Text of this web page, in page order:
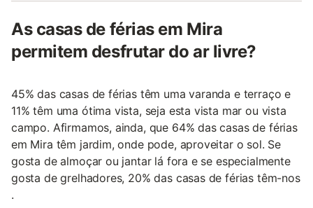
As casas de férias em Mira
permitem desfrutar do ar livre?
45% das casas de férias têm uma varanda e terraço e
11% têm uma ótima vista, seja esta vista mar ou vista
campo. Afirmamos, ainda, que 64% das casas de férias
em Mira têm jardim, onde pode, aproveitar o sol. Se
gosta de almoçar ou jantar lá fora e se especialmente
gosta de grelhadores, 20% das casas de férias têm-nos
.